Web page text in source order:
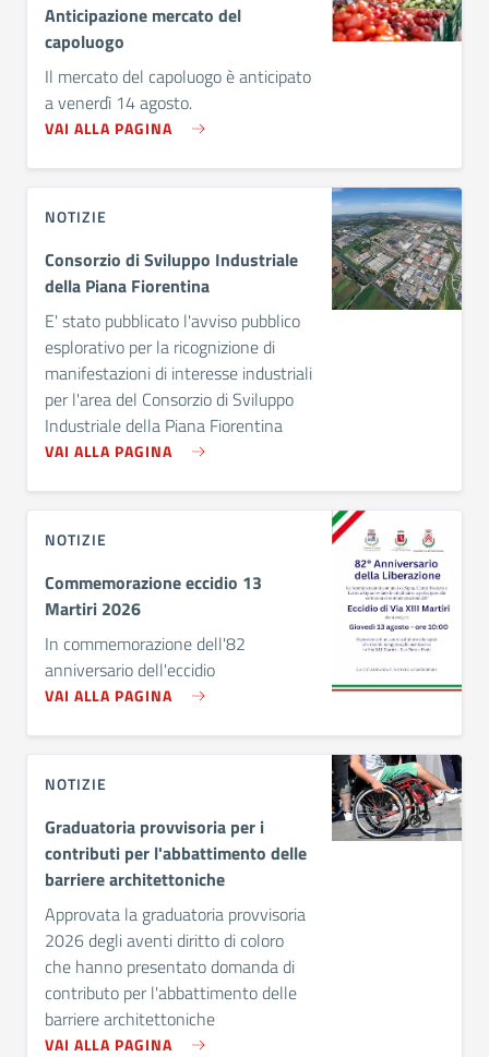
Anticipazione mercato del
capoluogo
Il mercato del capoluogo è anticipato
a venerdì 14 agosto.
VAI ALLA PAGINA
NOTIZIE
Consorzio di Sviluppo Industriale
della Piana Fiorentina
E' stato pubblicato l'avviso pubblico
esplorativo per la ricognizione di
manifestazioni di interesse industriali
per l'area del Consorzio di Sviluppo
Industriale della Piana Fiorentina
VAI ALLA PAGINA
NOTIZIE
Commemorazione eccidio 13
Martiri 2026
In commemorazione dell'82
anniversario dell'eccidio
VAI ALLA PAGINA
NOTIZIE
Graduatoria provvisoria per i
contributi per l'abbattimento delle
barriere architettoniche
Approvata la graduatoria provvisoria
2026 degli aventi diritto di coloro
che hanno presentato domanda di
contributo per l'abbattimento delle
barriere architettoniche
VAI ALLA PAGINA